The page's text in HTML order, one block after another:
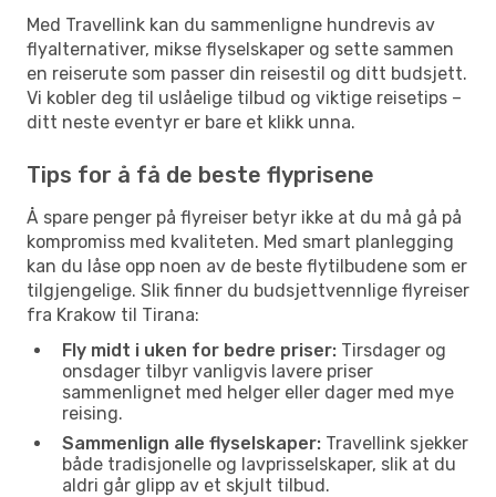
Med Travellink kan du sammenligne hundrevis av
flyalternativer, mikse flyselskaper og sette sammen
en reiserute som passer din reisestil og ditt budsjett.
Vi kobler deg til uslåelige tilbud og viktige reisetips –
ditt neste eventyr er bare et klikk unna.
Tips for å få de beste flyprisene
Å spare penger på flyreiser betyr ikke at du må gå på
kompromiss med kvaliteten. Med smart planlegging
kan du låse opp noen av de beste flytilbudene som er
tilgjengelige. Slik finner du budsjettvennlige flyreiser
fra Krakow til Tirana:
Fly midt i uken for bedre priser: Tirsdager og
onsdager tilbyr vanligvis lavere priser
sammenlignet med helger eller dager med mye
reising.
Sammenlign alle flyselskaper: Travellink sjekker
både tradisjonelle og lavprisselskaper, slik at du
aldri går glipp av et skjult tilbud.